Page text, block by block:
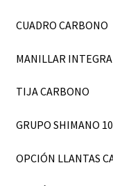
CUADRO CARBONO
MANILLAR
TIJA CARBONO
GRUPO SHIMANO
OPCIÓN LLANTAS